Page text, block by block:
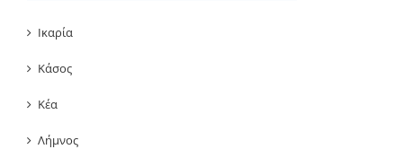
Ικαρία
Κάσος
Κέα
Λήμνος